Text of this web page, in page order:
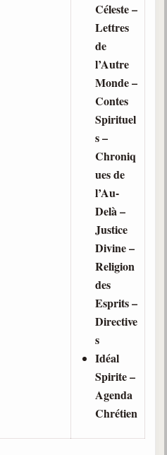
Céleste –
Lettres
de
l’Autre
Monde –
Contes
Spirituel
s –
Chroniq
ues de
l’Au-
Delà –
Justice
Divine –
Religion
des
Esprits –
Directive
s
Idéal
Spirite –
Agenda
Chrétien